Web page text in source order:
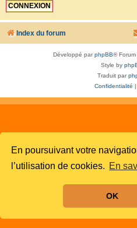
En poursuivant votre
l’utilisation de cookies. En
OK
Index du forum
Développé parphpBB® Forum
Style by
Traduit par
Confidentialité